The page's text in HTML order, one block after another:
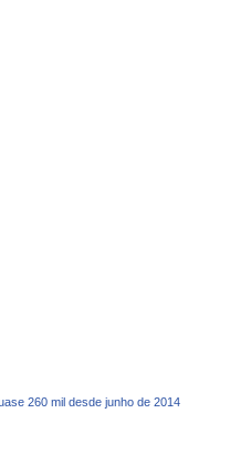
260 mil desde junho de 2014